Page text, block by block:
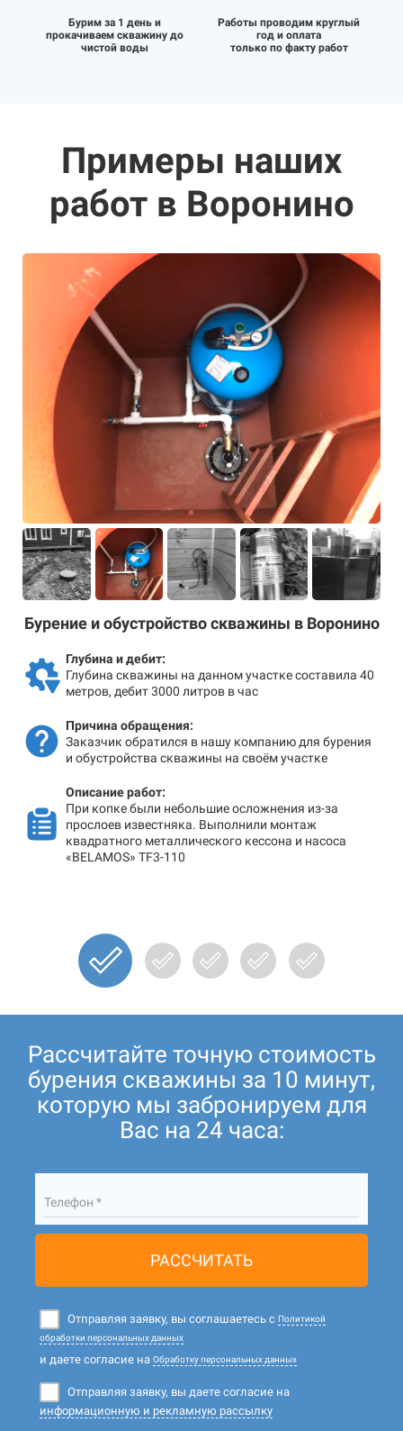
Бурим за 1 день и
прокачиваем скважину до
чистой воды
Работы проводим круглый
год и оплата
только по факту работ
Примеры наших
работ в Воронино
Бурение и обустройство скважины в Воронино
Глубина и дебит:
Глубина скважины на данном участке составила 40
метров, дебит 3000 литров в час
Причина обращения:
Заказчик обратился в нашу компанию для бурения
и обустройства скважины на своём участке
Описание работ:
При копке были небольшие осложнения из-за
прослоев известняка. Выполнили монтаж
квадратного металлического кессона и насоса
«BELAMOS» TF3-110
Рассчитайте точную стоимость
бурения скважины за 10 минут,
которую мы забронируем для
Вас на 24 часа:
Телефон *
РАССЧИТАТЬ
Отправляя заявку, вы соглашаетесь с Политикой
обработки персональных данных
и даете согласие на Обработку персональных данных
Отправляя заявку, вы даете согласие на
информационную и рекламную рассылку